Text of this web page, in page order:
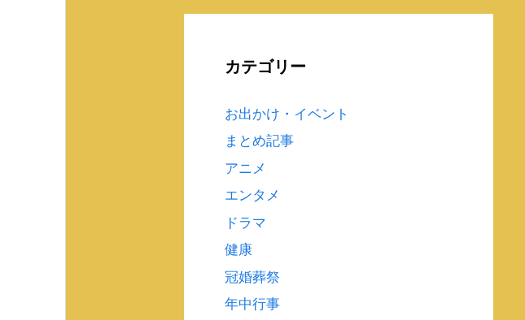
カテゴリー
お出かけ・イベント
まとめ記事
アニメ
エンタメ
ドラマ
健康
冠婚葬祭
年中行事